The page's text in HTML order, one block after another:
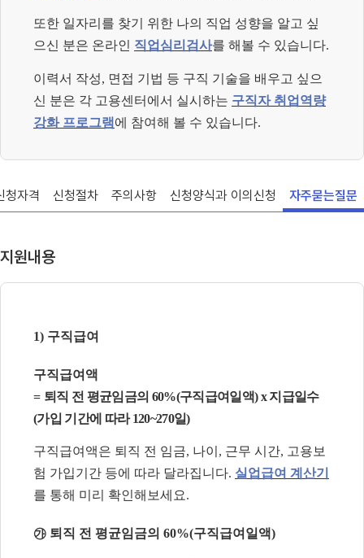
또한 일자리를 찾기 위한 나의 직업 성향을 알고 싶
으신 분은 온라인 직업심리검사를 해볼 수 있습니다.
이력서 작성, 면접 기법 등 구직 기술을 배우고 싶으
신 분은 각 고용센터에서 실시하는 구직자 취업역량
강화 프로그램 에 참여해 볼 수 있습니다.
청자격 신청절차 주의사항 신청양식과 이의신청 자주묻는질문
지원내용
1) 구직급여
구직급여액
= 퇴직 전 평균임금의 60%(구직급여일액) x지급일수
(가입 기간에 따라120~270일)
구직급여액은 퇴직 전 임금, 나이 , 근무 시간, 고용보
험 가입기간 등에 따라 달라집니다. 실업급여 계산기
를 통해 미리 확인해보세요.
㉮ 퇴직 전 평균임금의 60%(구직급여일액)